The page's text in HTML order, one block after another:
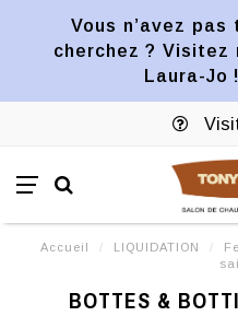
Vous n’avez
cherchez ? Visitez
Laura-Jo
Accueil / LIQUIDATION /
BOTTES &